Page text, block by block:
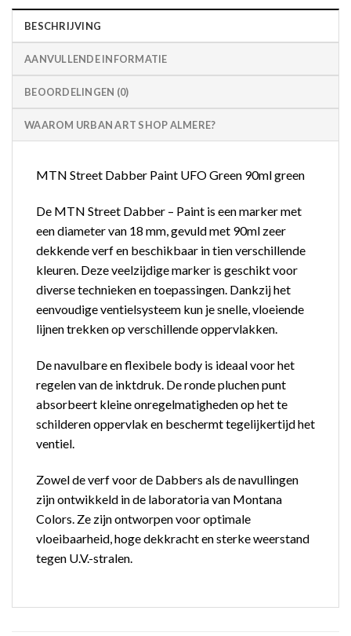
BESCHRIJVING
AANVULLENDE INFORMATIE
BEOORDELINGEN (0)
WAAROM URBAN ART SHOP ALMERE?
MTN Street Dabber Paint UFO Green 90ml green
De MTN Street Dabber – Paint is een marker met
een diameter van 18 mm, gevuld met 90ml zeer
dekkende verf en beschikbaar in tien verschillende
kleuren. Deze veelzijdige marker is geschikt voor
diverse technieken en toepassingen. Dankzij het
eenvoudige ventielsysteem kun je snelle, vloeiende
lijnen trekken op verschillende oppervlakken.
De navulbare en flexibele body is ideaal voor het
regelen van de inktdruk. De ronde pluchen punt
absorbeert kleine onregelmatigheden op het te
schilderen oppervlak en beschermt tegelijkertijd het
ventiel.
Zowel de verf voor de Dabbers als de navullingen
zijn ontwikkeld in de laboratoria van Montana
Colors. Ze zijn ontworpen voor optimale
vloeibaarheid, hoge dekkracht en sterke weerstand
tegen U.V.-stralen.